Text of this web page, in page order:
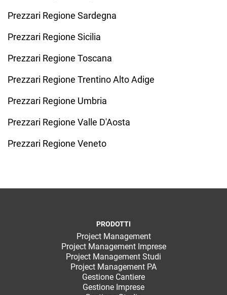
Prezzari Regione Sardegna
Prezzari Regione Sicilia
Prezzari Regione Toscana
Prezzari Regione Trentino Alto Adige
Prezzari Regione Umbria
Prezzari Regione Valle D'Aosta
Prezzari Regione Veneto
PRODOTTI
Project Management
Project Management Imprese
Project Management Studi
Project Management PA
Gestione Cantiere
Gestione Imprese